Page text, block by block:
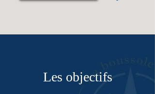
Les objectifs